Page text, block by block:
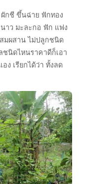
กชี ขึ้นฉ่าย ฟักทอง
าว มะละกอ ฟัก แฟง
มผสาน ไม่ปลูกชนิด
นิดไหนราคาดีก็เอา
ง เรียกได้ว่า ทั้งลด